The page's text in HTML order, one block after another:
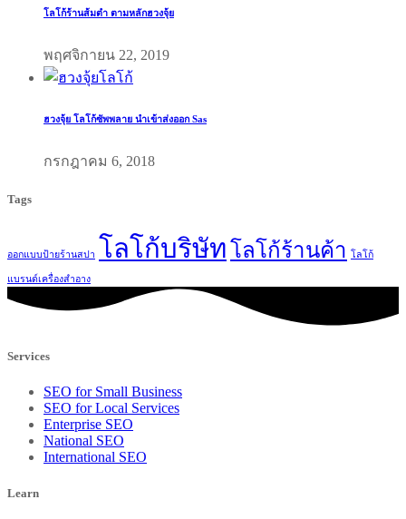
โลโก้ร้านส้มตำ ตามหลักฮวงจุ้ย
พฤศจิกายน 22, 2019
ฮวงจุ้ย โลโก้ซัพพลาย นำเข้าส่งออก Sas
กรกฎาคม 6, 2018
Tags
ออกแบบป้ายร้านสปา โลโก้บริษัทโลโก้ร้านค้า โลโก้
แบรนด์เครื่องสำอาง
Services
SEO for Small Business
SEO for Local Services
Enterprise SEO
National SEO
International SEO
Learn